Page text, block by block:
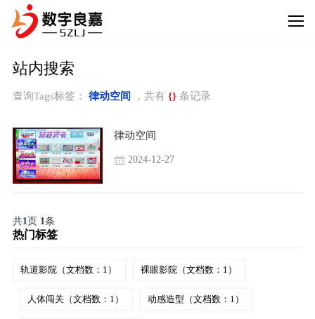
站内搜索
查询Tags标签： 律动空间 ，共有 {}条记录
律动空间
2024-12-27
共1页 1条
热门标签
轨道影院（文档数：1） 裸眼影院（文档数：1）
人体闯关（文档数：1） 动感造型（文档数：1）